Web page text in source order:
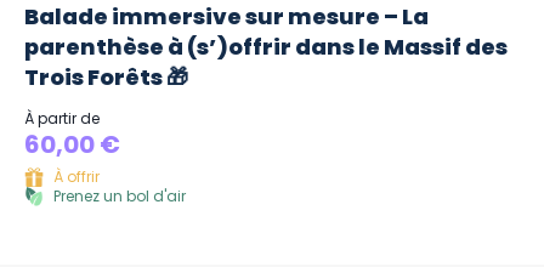
Balade immersive sur mesure – La
parenthèse à (s’)offrir dans le Massif des
Trois Forêts 🎁
À partir de
60,00 €
À offrir
Prenez un bol d'air